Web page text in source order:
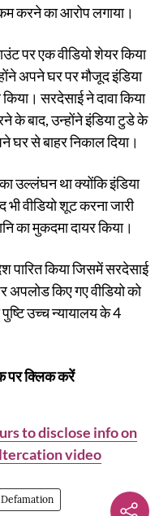
करने का आरोप लगाया।
पर एक वीडियो शेयर किया
अपने घर पर मौजूद इंडिया
सरदेसाई ने दावा किया
के बाद, उन्होंने इंडिया टुडे के
से बाहर निकाल दिया।
उल्लंघन था क्योंकि इंडिया
वीडियो शूट करना जारी
का मुकदमा दायर किया।
किया जिसमें सरदेसाई
अपलोड किए गए वीडियो को
पुष्टि उच्च न्यायालय के 4
पर क्लिक करें
to disclose info on
video
Defamation